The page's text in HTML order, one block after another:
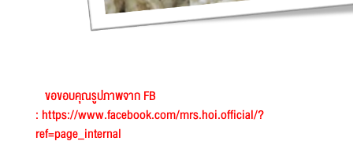
ขอขอบคุณรูปภาพจาก FB
: https://www.facebook.com/mrs.hoi.official/?
ref=page_internal